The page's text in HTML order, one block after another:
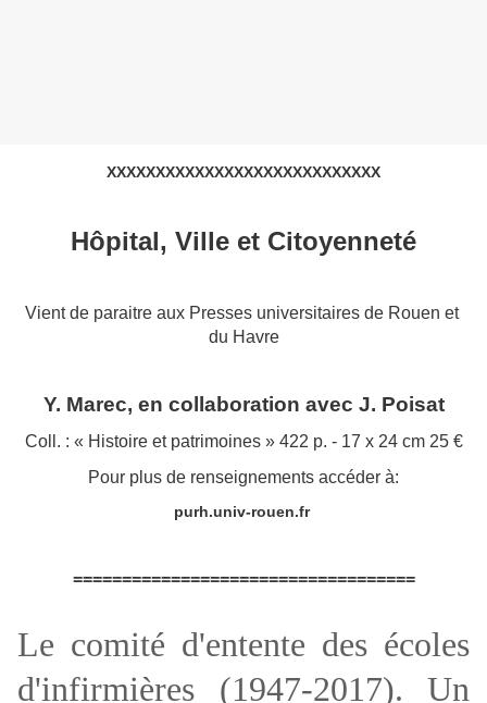
XXXXXXXXXXXXXXXXXXXXXXXXXXXX
Hôpital, Ville et Citoyenneté
Vient de paraitre aux Presses universitaires de Rouen et
du Havre
Y. Marec, en collaboration avec J. Poisat
Coll. : « Histoire et patrimoines » 422 p. - 17 x 24 cm 25 €
Pour plus de renseignements accéder à:
purh.univ-rouen.fr
===================================
Le comité d'entente des écoles
d'infirmières (1947-2017). Un